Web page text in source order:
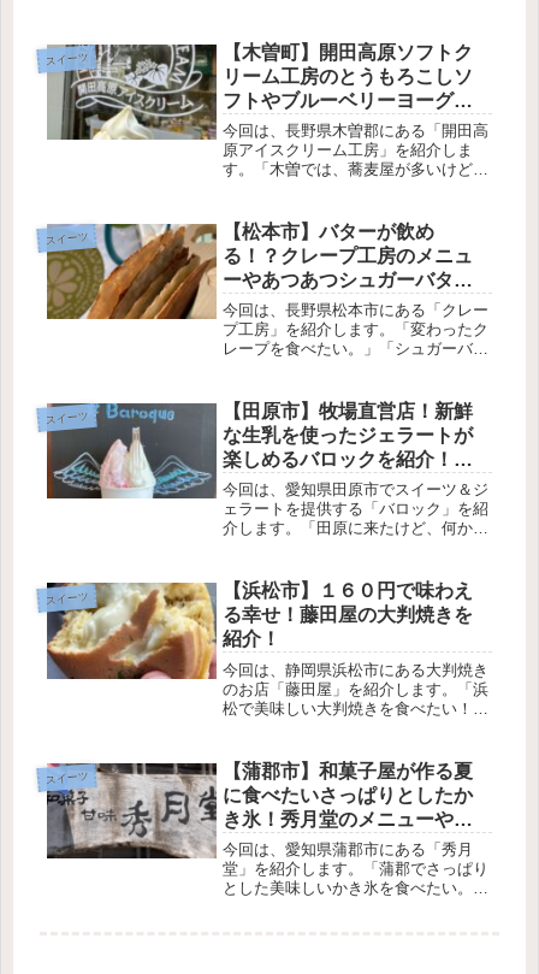
が「御菓子処サカヤ」です。「御菓子
処サカヤ」では、小さめのケーキを販
売して...
スイーツ
【木曽町】開田高原ソフトク
リーム工房のとうもろこしソ
フトやブルーベリーヨーグル
トパフェを紹介【ソフトクリ
ーム】
今回は、長野県木曽郡にある「開田高
原アイスクリーム工房」を紹介しま
す。「木曽では、蕎麦屋が多いけど甘
そんなあなたにおすすめなのが「開田
高原ソフトクリーム工房」です。牛乳
本来...
スイーツ
【松本市】バターが飲め
る！？クレープ工房のメニュ
ーやあつあつシュガーバター
を紹介【クレープ】
今回は、長野県松本市にある「クレー
プ工房」を紹介します。「変わったク
レープを食べたい。」「シュガーバタ
房」です。魔法の冷やしシュガーバタ
ーは、シュガーの甘さとザリザリ感を
存分...
スイーツ
【田原市】牧場直営店！新鮮
な生乳を使ったジェラートが
楽しめるバロックを紹介！
【ジェラート】
今回は、愛知県田原市でスイーツ＆ジ
ェラートを提供する「バロック」を紹
介します。「田原に来たけど、何かス
ック」です。デイリーパラダイス牧場
の直営店のため、新鮮な生乳を使った
ジ...
スイーツ
【浜松市】１６０円で味わえ
る幸せ！藤田屋の大判焼きを
紹介！
今回は、静岡県浜松市にある大判焼き
のお店「藤田屋」を紹介します。「浜
松で美味しい大判焼きを食べたい！」
△」という漫画に登場したお店のモデ
ルとなっています。大判焼きの種類
は、...
スイーツ
【蒲郡市】和菓子屋が作る夏
に食べたいさっぱりとしたか
き氷！秀月堂のメニューや場
所を紹介！【和菓子】
今回は、愛知県蒲郡市にある「秀月
堂」を紹介します。「蒲郡でさっぱり
とした美味しいかき氷を食べたい。」